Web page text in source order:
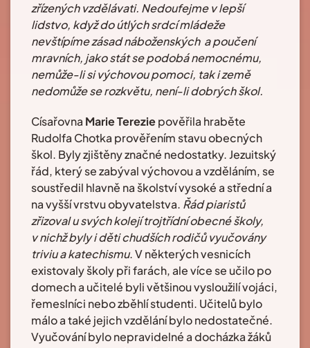
zřízených vzdělávati. Nedoufejme v lepší
lidstvo, když do útlých srdcí mládeže
nevštípíme zásad náboženských a poučení
mravních, jako stát se podobá nemocnému,
nemůže-li si výchovou pomoci, tak i země
nedomůže se rozkvětu, není-li dobrých škol.
Císařovna Marie Tereziepověřila hraběte
Rudolfa Chotka prověřením stavu obecných
škol. Byly zjištěny značné nedostatky. Jezuitský
řád, který se zabýval výchovou a vzděláním, se
soustředil hlavně na školství vysoké a střední a
na vyšší vrstvu obyvatelstva. Řád piaristů
zřizoval u svých kolejí trojtřídní obecné školy,
v nichž byly i děti chudších rodičů vyučovány
triviu a katechismu. V některých vesnicích
existovaly školy při farách, ale více se učilo po
domech a učitelé byli většinou vysloužilí vojáci,
řemeslníci nebo zběhlí studenti. Učitelů bylo
málo a také jejich vzdělání bylo nedostatečné.
Vyučování bylo nepravidelné a docházka žáků